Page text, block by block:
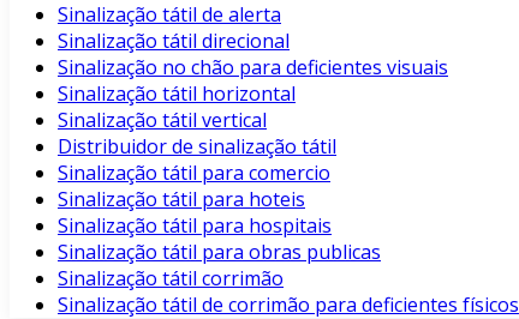
Sinalização tátil de alerta
Sinalização tátil direcional
Sinalização no chão para deficientes visuais
Sinalização tátil horizontal
Sinalização tátil vertical
Distribuidor de sinalização tátil
Sinalização tátil para comercio
Sinalização tátil para hoteis
Sinalização tátil para hospitais
Sinalização tátil para obras publicas
Sinalização tátil corrimão
Sinalização tátil de corrimão para deficientes físicos